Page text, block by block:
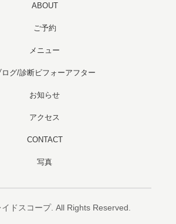
ABOUT
ご予約
メニュー
ログ/診断ビフォーアフター
お知らせ
アクセス
CONTACT
写真
イドスコープ. All Rights Reserved.